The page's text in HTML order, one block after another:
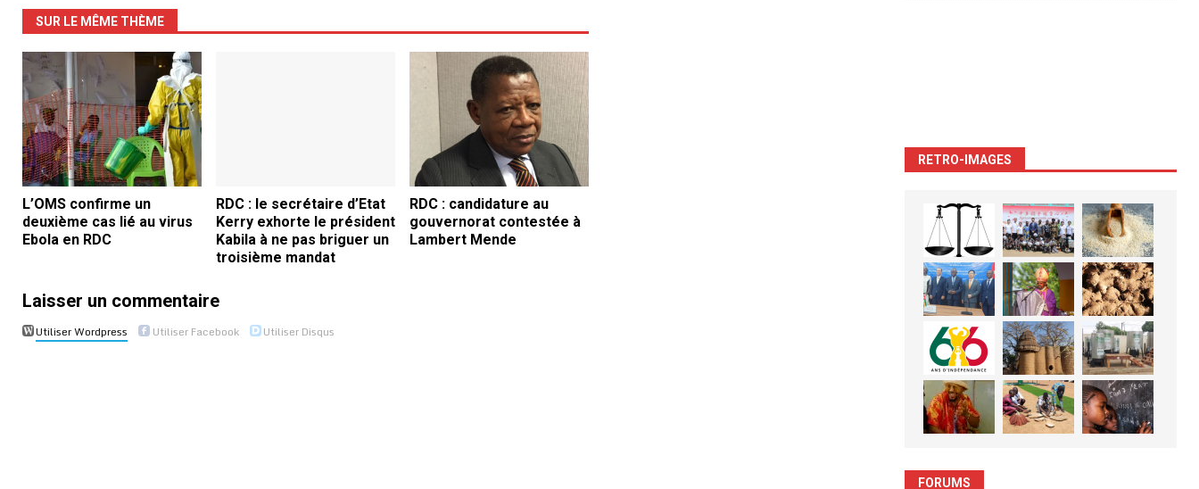
SUR LE MÊME THÈME
L’OMS confirme un
deuxième cas lié au virus
Ebola en RDC
RDC : le secrétaire d’Etat
Kerry exhorte le président
Kabila à ne pas briguer un
troisième mandat
RDC : candidature au
gouvernorat contestée à
Lambert Mende
Laisser un commentaire
Utiliser Wordpress Utiliser Facebook Utiliser Disqus
RETRO-IMAGES
FORUMS